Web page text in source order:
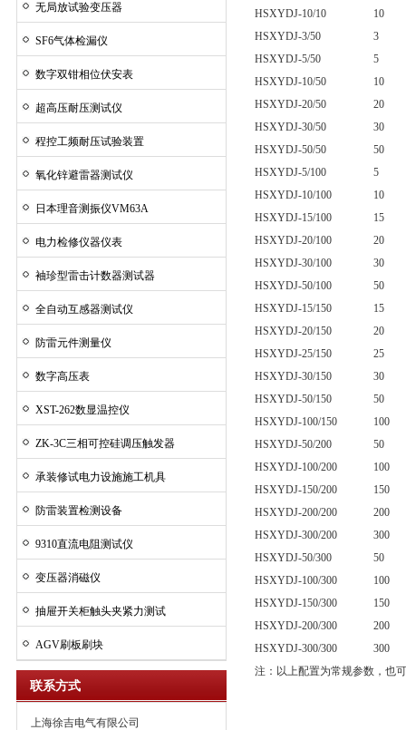
无局放试验变压器
SF6气体检漏仪
数字双钳相位伏安表
超高压耐压测试仪
程控工频耐压试验装置
氧化锌避雷器测试仪
日本理音测振仪VM63A
电力检修仪器仪表
袖珍型雷击计数器测试器
全自动互感器测试仪
防雷元件测量仪
数字高压表
XST-262数显温控仪
ZK-3C三相可控硅调压触发器
承装修试电力设施施工机具
防雷装置检测设备
9310直流电阻测试仪
变压器消磁仪
抽屉开关柜触头夹紧力测试
AGV刷板刷块
联系方式
上海徐吉电气有限公司
HSXYDJ-10/10
10
HSXYDJ-3/50
3
HSXYDJ-5/50
5
HSXYDJ-10/50
10
HSXYDJ-20/50
20
HSXYDJ-30/50
30
HSXYDJ-50/50
50
HSXYDJ-5/100
5
HSXYDJ-10/100
10
HSXYDJ-15/100
15
HSXYDJ-20/100
20
HSXYDJ-30/100
30
HSXYDJ-50/100
50
HSXYDJ-15/150
15
HSXYDJ-20/150
20
HSXYDJ-25/150
25
HSXYDJ-30/150
30
HSXYDJ-50/150
50
HSXYDJ-100/150
100
HSXYDJ-50/200
50
HSXYDJ-100/200
100
HSXYDJ-150/200
150
HSXYDJ-200/200
200
HSXYDJ-300/200
300
HSXYDJ-50/300
50
HSXYDJ-100/300
100
HSXYDJ-150/300
150
HSXYDJ-200/300
200
HSXYDJ-300/300
300
注：以上配置为常规参数，也